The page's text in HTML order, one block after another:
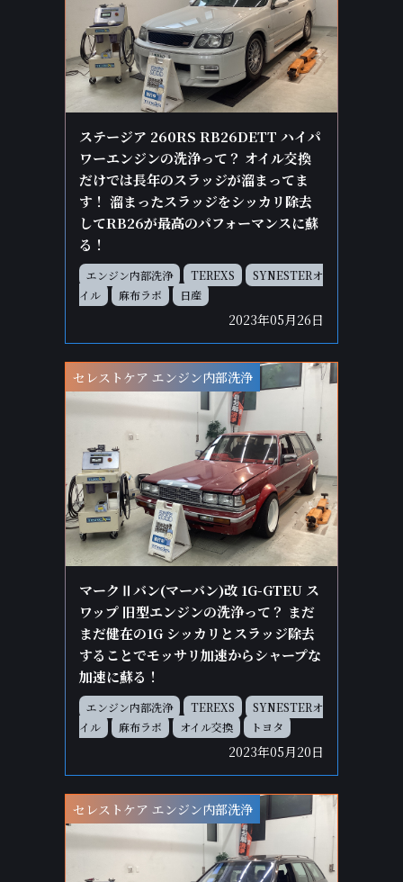
ステージア 260RS RB26DETT ハイパ
ワーエンジンの洗浄って？ オイル交換
だけでは長年のスラッジが溜まってま
す！ 溜まったスラッジをシッカリ除去
してRB26が最高のパフォーマンスに蘇
る！
エンジン内部洗浄 TEREXS
SYNESTERオ
イル
麻布ラボ 日産
2023年05月26日
セレストケア エンジン内部洗浄
マークⅡバン(マーバン)改 1G-GTEU ス
ワップ 旧型エンジンの洗浄って？ まだ
まだ健在の1G シッカリとスラッジ除去
することでモッサリ加速からシャープな
加速に蘇る！
エンジン内部洗浄 TEREXS
SYNESTERオ
イル
麻布ラボ オイル交換 トヨタ
2023年05月20日
セレストケア エンジン内部洗浄